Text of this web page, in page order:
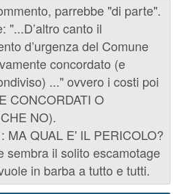
parrebbe "di parte".
"...D’altro canto il
d’urgenza del Comune
concordato (e
..." ovvero i costi poi
CONCORDATI O
NO).
MA QUAL E' IL PERICOLO?
sembra il solito escamotage
in barba a tutto e tutti.